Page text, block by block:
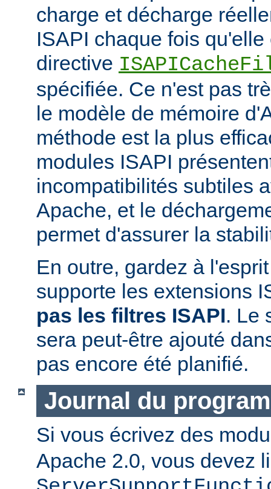
charge et décharge
ISAPI chaque fois
directive
spécifiée. Ce n'est pas
le modèle de mémoire
méthode est la plus
modules ISAPI
incompatibilités subtiles
Apache, et le
permet d'assurer la
En outre, gardez à
supporte les extensions
pas les filtres ISAPI. Le
sera peut-être ajouté
pas encore été planifié.
Journal du
Si vous écrivez des
Apache 2.0, vous devez